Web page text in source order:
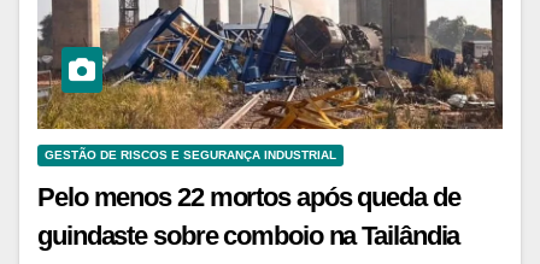
GESTÃO DE RISCOS E SEGURANÇA INDUSTRIAL
Pelo menos 22 mortos após queda de
guindaste sobre comboio na Tailândia